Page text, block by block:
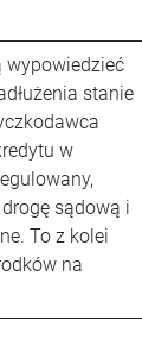
wypowiedzieć
stanie
w
sądową i
To z kolei
na